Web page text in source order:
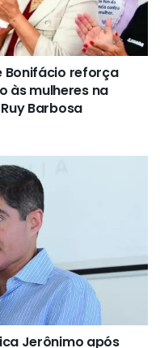
Bonifácio reforça
às mulheres na
Barbosa
Jerônimo após